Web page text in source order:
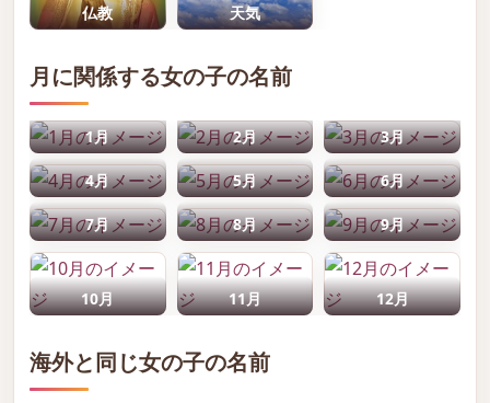
仏教 天気
月に関係する女の子の名前
1月 2月 3月
4月 5月 6月
7月 8月 9月
10月 11月 12月
海外と同じ女の子の名前